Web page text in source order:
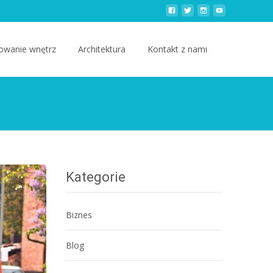
wnętrz Architektura Kontakt z nami
Kategorie
Biznes
Blog